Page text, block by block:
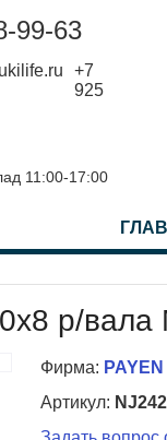
99-63
+7
925
11:00-17:00
р/вала
Фирма: PAYEN
Артикул: NJ242